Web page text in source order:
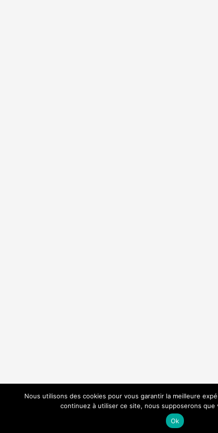
Nous utilisons des cookies pour vous garantir la meilleure
continuez à utiliser ce site, nous supposerons
Ok